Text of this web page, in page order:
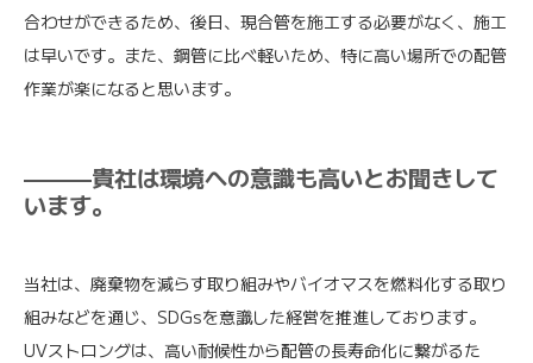
合わせができるため、後日、現合管を施工する必要がなく、施工
は早いです。また、鋼管に比べ軽いため、特に高い場所での配管
作業が楽になると思います。
———貴社は環境への意識も高いとお聞きして
います。
当社は、廃棄物を減らす取り組みやバイオマスを燃料化する取り
組みなどを通じ、SDGsを意識した経営を推進しております。
UVストロングは、高い耐候性から配管の長寿命化に繋がるた